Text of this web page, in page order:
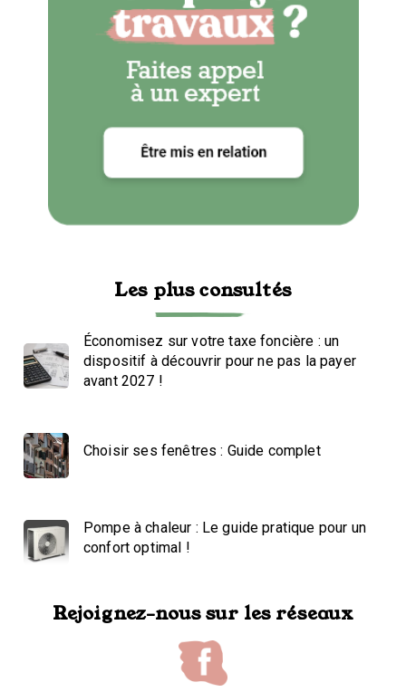
Les plus consultés
Économisez sur votre taxe foncière : un
dispositif à découvrir pour ne pas la payer
avant 2027 !
Choisir ses fenêtres : Guide complet
Pompe à chaleur : Le guide pratique pour un
confort optimal !
Rejoignez-nous sur les réseaux